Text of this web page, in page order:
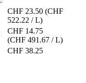
CHF 23.50 (CHF
522.22 / L)
CHF 14.75
(CHF 491.67 / L)
CHF 38.25